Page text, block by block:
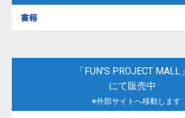
書籍
「FUN'S PROJECT MALL」
にて販売中
※外部サイトへ移動します